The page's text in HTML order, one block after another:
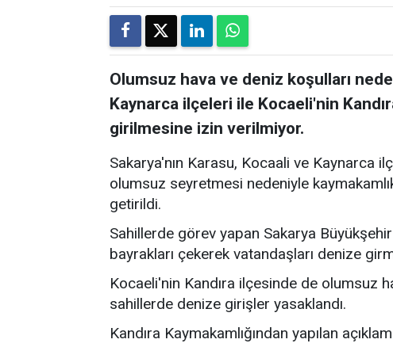
Olumsuz hava ve deniz koşulları
Kaynarca ilçeleri ile Kocaeli'nin
girilmesine izin verilmiyor.
Sakarya'nın Karasu, Kocaali ve Kaynarca
olumsuz seyretmesi nedeniyle
getirildi.
Sahillerde görev yapan Sakarya
bayrakları çekerek vatandaşları denize
Kocaeli'nin Kandıra ilçesinde de olumsuz
sahillerde denize girişler yasaklandı.
Kandıra Kaymakamlığından yapılan